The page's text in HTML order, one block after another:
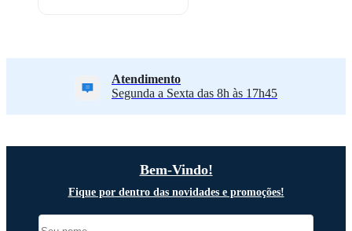
Atendimento
Segunda a Sexta das 8h às 17h45
Bem-Vindo!
Fique por dentro das novidades e promoções!